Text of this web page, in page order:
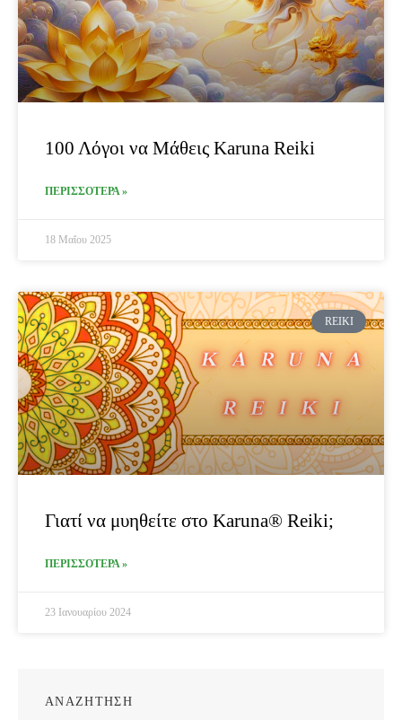
100 Λόγοι να Μάθεις Karuna Reiki
ΠΕΡΙΣΣΟΤΕΡΑ »
18 Μαΐου 2025
REIKI
Γιατί να μυηθείτε στο Karuna® Reiki;
ΠΕΡΙΣΣΟΤΕΡΑ »
23 Ιανουαρίου 2024
ΑΝΑΖΗΤΗΣΗ